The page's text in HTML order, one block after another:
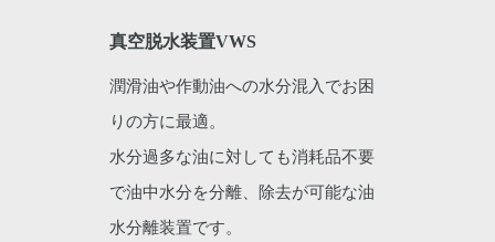
真空脱水装置VWS
潤滑油や作動油への水分混入でお困
りの方に最適。
水分過多な油に対しても消耗品不要
で油中水分を分離、除去が可能な油
水分離装置です。